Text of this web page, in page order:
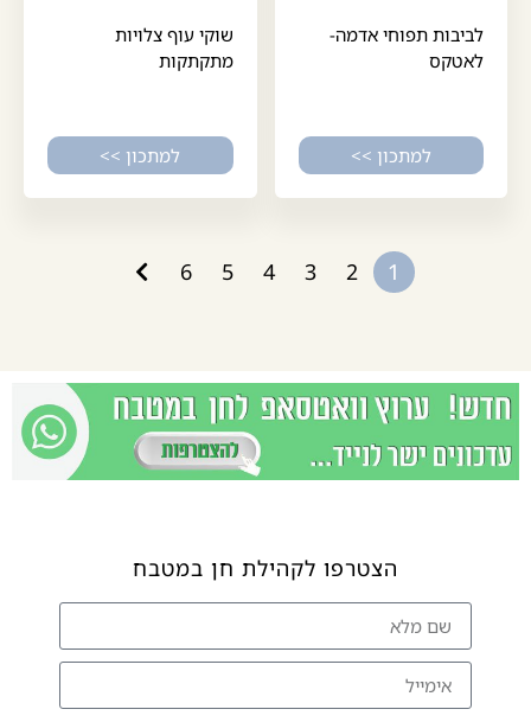
לביבות תפוחי אדמה-
לאטקס
למתכון >>
שוקי עוף צלויות
מתקתקות
למתכון >>
1
2
3
4
5
6
הצטרפו לקהילת חן במטבח